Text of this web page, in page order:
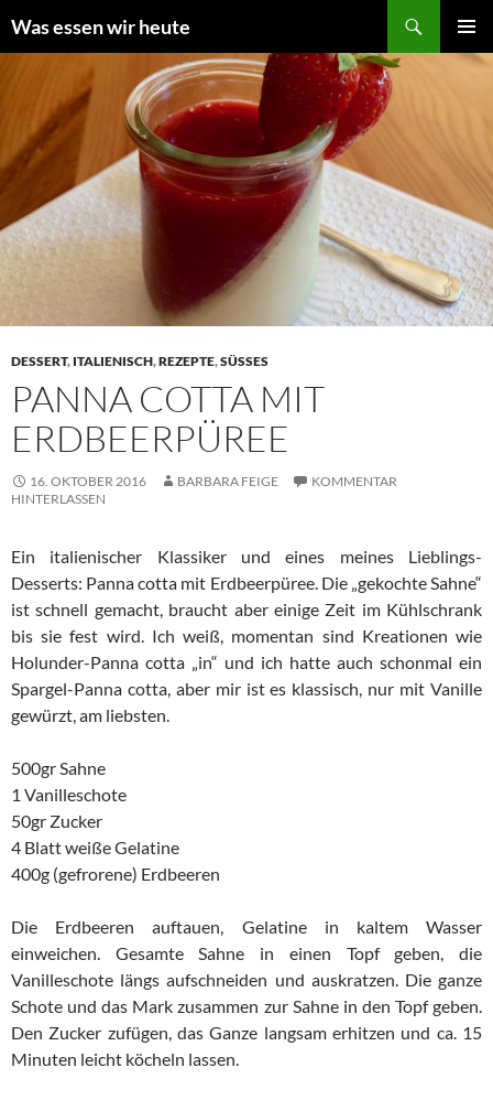
Inhalt
Was essen wir heute
DESSERT, ITALIENISCH,REZEPTE,SÜSSES
PANNA COTTA MIT
ERDBEERPÜREE
16. OKTOBER 2016 BARBARA FEIGE
KOMMENTAR
HINTERLASSEN
Ein italienischer Klassiker und eines meines Lieblings-
Desserts: Panna cotta mit Erdbeerpüree. Die „gekochte Sahne“
ist schnell gemacht, braucht aber einige Zeit im Kühlschrank
bis sie fest wird. Ich weiß, momentan sind Kreationen wie
Holunder-Panna cotta „in“ und ich hatte auch schonmal ein
Spargel-Panna cotta, aber mir ist es klassisch, nur mit Vanille
gewürzt, am liebsten.
500gr Sahne
1 Vanilleschote
50gr Zucker
4 Blatt weiße Gelatine
400g (gefrorene) Erdbeeren
Die Erdbeeren auftauen, Gelatine in kaltem Wasser
einweichen. Gesamte Sahne in einen Topf geben, die
Vanilleschote längs aufschneiden und auskratzen. Die ganze
Schote und das Mark zusammen zur Sahne in den Topf geben.
Den Zucker zufügen, das Ganze langsam erhitzen und ca. 15
Minuten leicht köcheln lassen.